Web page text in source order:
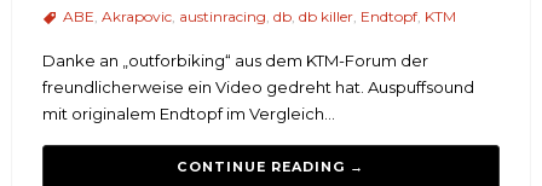
ABE Akrapovic, austinracing db, db killer, Endtopf, KTM
Danke an „outforbiking“ aus dem KTM-Forum der
freundlicherweise ein Video gedreht hat. Auspuffsound
mit originalem Endtopf im Vergleich...
CONTINUE READING →